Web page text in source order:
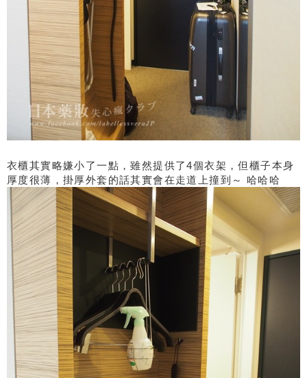
衣櫃其實略嫌小了一點，雖然提供了4個衣架，但櫃子本身
厚度很薄，掛厚外套的話其實會在走道上撞到～ 哈哈哈